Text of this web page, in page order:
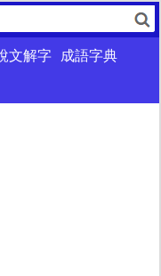
文解字
成語字典